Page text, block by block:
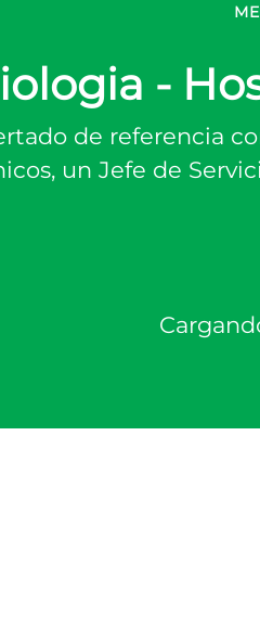
-
de referencia
un Jefe de